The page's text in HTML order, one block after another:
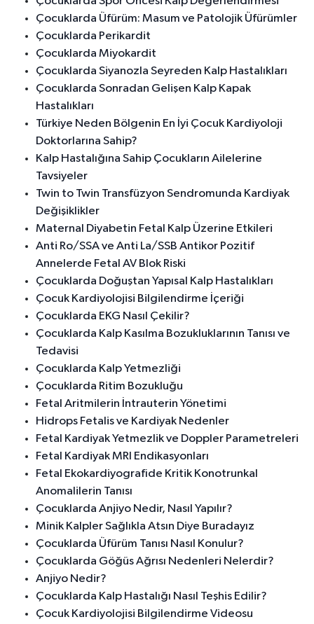
Çocuklarda Üfürüm: Masum ve Patolojik Üfürümler
Çocuklarda Perikardit
Çocuklarda Miyokardit
Çocuklarda Siyanozla Seyreden Kalp Hastalıkları
Çocuklarda Sonradan Gelişen Kalp Kapak
Hastalıkları
Türkiye Neden Bölgenin En İyi Çocuk Kardiyoloji
Doktorlarına Sahip?
Kalp Hastalığına Sahip Çocukların Ailelerine
Tavsiyeler
Twin to Twin Transfüzyon Sendromunda Kardiyak
Değişiklikler
Maternal Diyabetin Fetal Kalp Üzerine Etkileri
Anti Ro/SSA ve Anti La/SSB Antikor Pozitif
Annelerde Fetal AV Blok Riski
Çocuklarda Doğuştan Yapısal Kalp Hastalıkları
Çocuk Kardiyolojisi Bilgilendirme İçeriği
Çocuklarda EKG Nasıl Çekilir?
Çocuklarda Kalp Kasılma Bozukluklarının Tanısı ve
Tedavisi
Çocuklarda Kalp Yetmezliği
Çocuklarda Ritim Bozukluğu
Fetal Aritmilerin İntrauterin Yönetimi
Hidrops Fetalis ve Kardiyak Nedenler
Fetal Kardiyak Yetmezlik ve Doppler Parametreleri
Fetal Kardiyak MRI Endikasyonları
Fetal Ekokardiyografide Kritik Konotrunkal
Anomalilerin Tanısı
Çocuklarda Anjiyo Nedir, Nasıl Yapılır?
Minik Kalpler Sağlıkla Atsın Diye Buradayız
Çocuklarda Üfürüm Tanısı Nasıl Konulur?
Çocuklarda Göğüs Ağrısı Nedenleri Nelerdir?
Anjiyo Nedir?
Çocuklarda Kalp Hastalığı Nasıl Teşhis Edilir?
Çocuk Kardiyolojisi Bilgilendirme Videosu